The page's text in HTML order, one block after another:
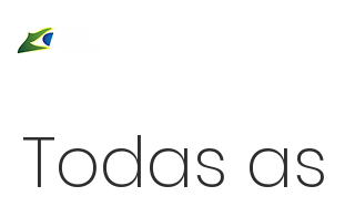
Todas as